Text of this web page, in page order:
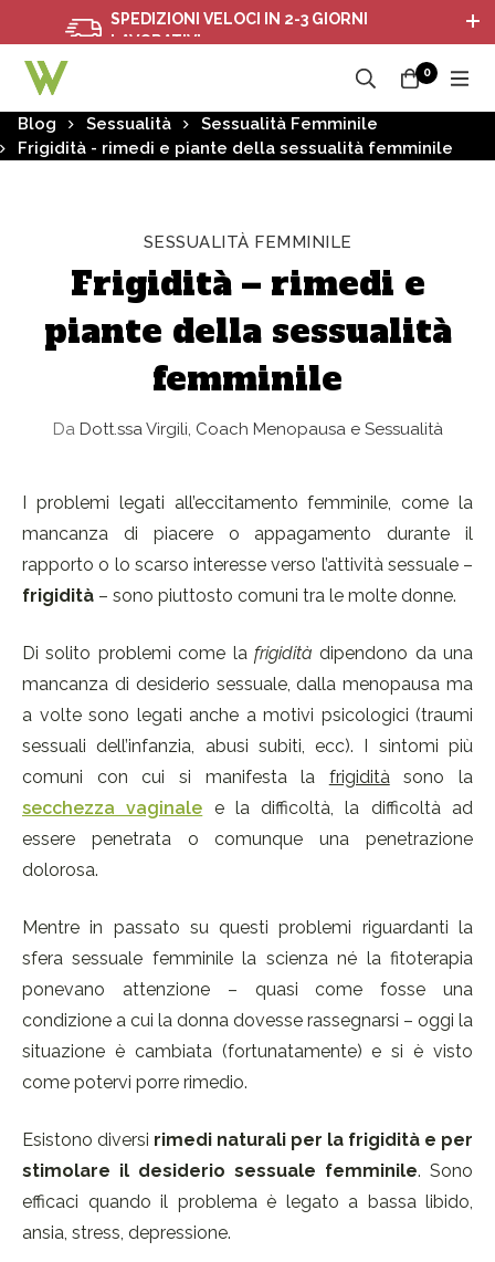
SPEDIZIONI VELOCI IN 2-3 GIORNI
LAVORATIVI
0
Blog Sessualità
Sessualità Femminile
Frigidità - rimedi e piante della sessualità femminile
SESSUALITÀ FEMMINILE
Frigidità – rimedi e
piante della sessualità
femminile
DaDott.ssa Virgili, Coach Menopausa e Sessualità
I problemi legati all’eccitamento femminile, come la
mancanza di piacere o appagamento durante il
rapporto o lo scarso interesse verso l’attività sessuale –
frigidità – sono piuttosto comuni tra le molte donne.
Di solito problemi come la frigidità dipendono da una
mancanza di desiderio sessuale, dalla menopausa ma
a volte sono legati anche a motivi psicologici (traumi
sessuali dell’infanzia, abusi subiti, ecc). I sintomi più
comuni con cui si manifesta la frigiditàsono la
secchezza vaginale e la difficoltà, la difficoltà ad
essere penetrata o comunque una penetrazione
dolorosa.
Mentre in passato su questi problemi riguardanti la
sfera sessuale femminile la scienza né la fitoterapia
ponevano attenzione – quasi come fosse una
condizione a cui la donna dovesse rassegnarsi – oggi la
situazione è cambiata (fortunatamente) e si è visto
come potervi porre rimedio.
Esistono diversi rimedi naturali per la frigidità e per
stimolare il desiderio sessuale femminile. Sono
efficaci quando il problema è legato a bassa libido,
ansia, stress, depressione.